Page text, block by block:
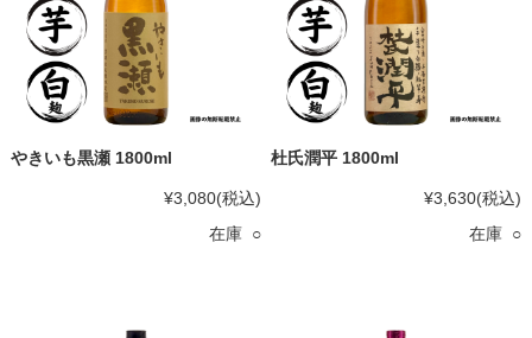
やきいも黒瀬 1800ml
¥3,080(税込)
在庫 ○
杜氏潤平 1800ml
¥3,630(税込)
在庫 ○